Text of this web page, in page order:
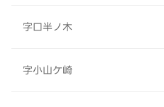
字口半ノ木
字小山ケ崎